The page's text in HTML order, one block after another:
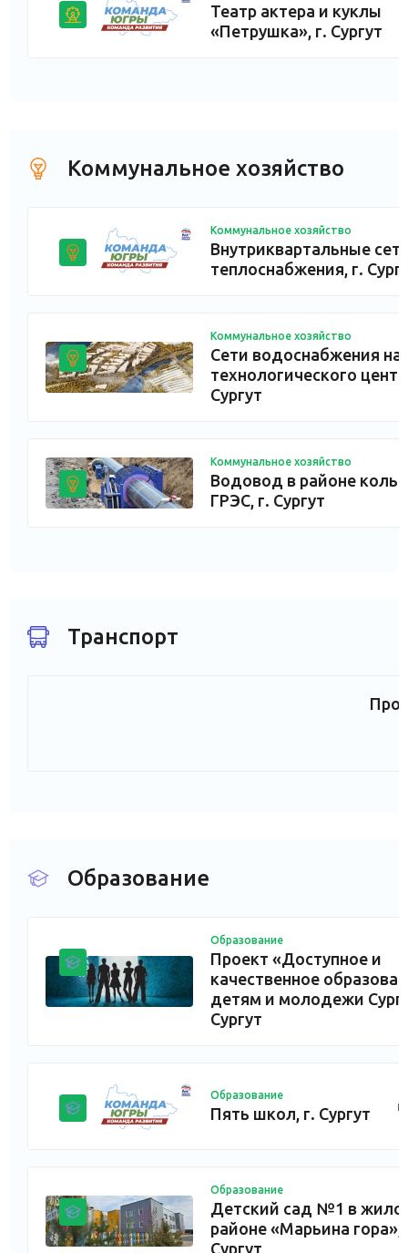
Театр актера и куклы
«Петрушка», г. Сургут
Коммунальное хозяйство
Коммунальное хозяйство
Внутриквартальные
теплоснабжения, г.
Коммунальное хозяйство
Сети водоснабжения
технологического
Сургут
Коммунальное хозяйство
Водовод в районе
ГРЭС, г. Сургут
Транспорт
Образование
Образование
Проект «Доступное и
качественное
детям и молодежи
Сургут
Образование
Пять школ, г. Сургут
Образование
Детский сад №1 в
районе «Марьина гора»,
Сургут